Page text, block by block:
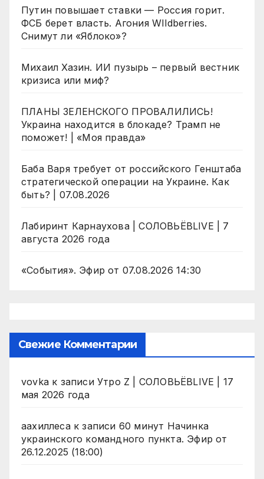
Путин повышает ставки — Россия горит.
ФСБ берет власть. Агония WIldberries.
Снимут ли «Яблоко»?
Михаил Хазин. ИИ пузырь – первый вестник
кризиса или миф?
ПЛАНЫ ЗЕЛЕНСКОГО ПРОВАЛИЛИСЬ!
Украина находится в блокаде? Трамп не
поможет! | «Моя правда»
Баба Варя требует от российского Генштаба
стратегической операции на Украине. Как
быть? | 07.08.2026
Лабиринт Карнаухова | СОЛОВЬЁВLIVE | 7
августа 2026 года
«События». Эфир от 07.08.2026 14:30
Свежие Комментарии
vovka к записи Утро Z | СОЛОВЬЁВLIVE | 17
мая 2026 года
аахиллесак записи 60 минут Начинка
украинского командного пункта. Эфир от
26.12.2025 (18:00)